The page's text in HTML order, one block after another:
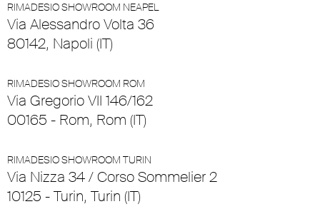
RIMADESIO SHOWROOM NEAPEL
Via Alessandro Volta 36
80142, Napoli (IT)
RIMADESIO SHOWROOM ROM
Via Gregorio VII 146/162
00165 - Rom, Rom (IT)
RIMADESIO SHOWROOM TURIN
Via Nizza 34 / Corso Sommelier 2
10125 - Turin, Turin (IT)